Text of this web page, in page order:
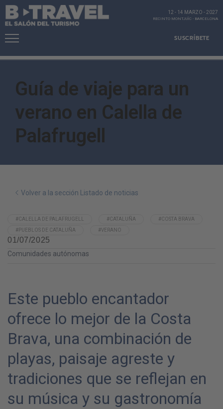
SUSCRÍBETE
12 - 14 MARZO -2027
RECINTO MONTJUÏC - BARCELONA
Guía de viaje para un
verano en Calella de
Palafrugell
Volver a la sección Listado de noticias
#CALELLA DE PALAFRUGELL #CATALUÑA
#COSTA BRAVA
#PUEBLOS DE CATALUÑA
#VERANO
01/07/2025
Comunidades autónomas
Este pueblo encantador
ofrece lo mejor de la Costa
Brava, una combinación de
playas, paisaje agreste y
tradiciones que se reflejan en
su música y su gastronomía